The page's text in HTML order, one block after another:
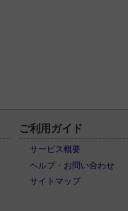
ご利用ガイド
サービス概要
ヘルプ・お問い合わせ
サイトマップ